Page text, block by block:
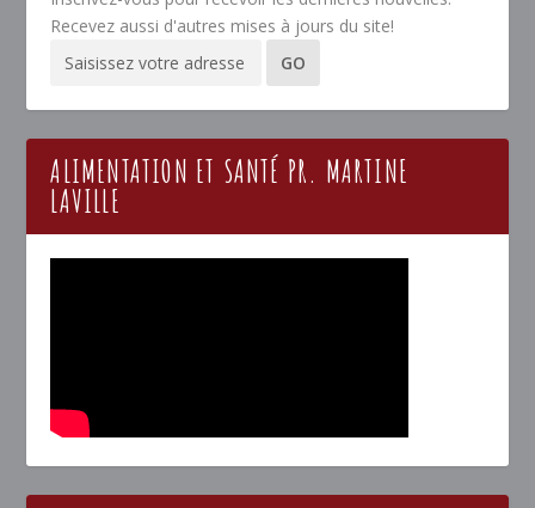
Recevez aussi d'autres mises à jours du site!
ALIMENTATION ET SANTÉ PR. MARTINE
LAVILLE